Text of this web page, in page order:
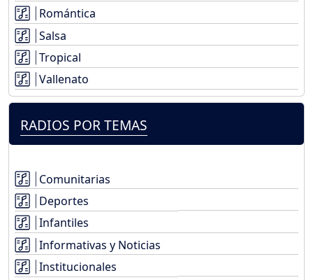
Romántica
Salsa
Tropical
Vallenato
RADIOS POR TEMAS
Comunitarias
Deportes
Infantiles
Informativas y Noticias
Institucionales